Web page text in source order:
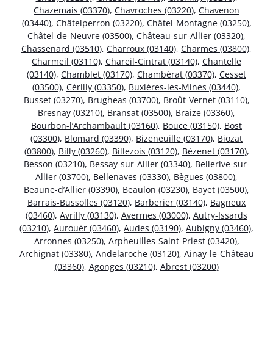
Chazemais (03370), Chavroches (03220), Chavenon
(03440), Châtelperron (03220), Châtel-Montagne (03250),
Châtel-de-Neuvre (03500), Château-sur-Allier (03320),
Chassenard (03510), Charroux (03140), Charmes (03800),
Charmeil (03110), Chareil-Cintrat (03140), Chantelle
(03140), Chamblet (03170), Chambérat (03370), Cesset
(03500), Cérilly (03350), Buxières-les-Mines (03440),
Busset (03270), Brugheas (03700), Broût-Vernet (03110),
Bresnay (03210), Bransat (03500), Braize (03360),
Bourbon-l’Archambault (03160), Bouce (03150), Bost
(03300), Blomard (03390), Bizeneuille (03170), Biozat
(03800), Billy (03260), Billezois (03120), Bézenet (03170),
Besson (03210), Bessay-sur-Allier (03340), Bellerive-sur-
Allier (03700), Bellenaves (03330), Bègues (03800),
Beaune-d’Allier (03390), Beaulon (03230), Bayet (03500),
Barrais-Bussolles (03120), Barberier (03140), Bagneux
(03460), Avrilly (03130), Avermes (03000), Autry-Issards
(03210), Aurouër (03460), Audes (03190), Aubigny (03460),
Arronnes (03250), Arpheuilles-Saint-Priest (03420),
Archignat (03380), Andelaroche (03120), Ainay-le-Château
(03360), Agonges (03210), Abrest (03200)